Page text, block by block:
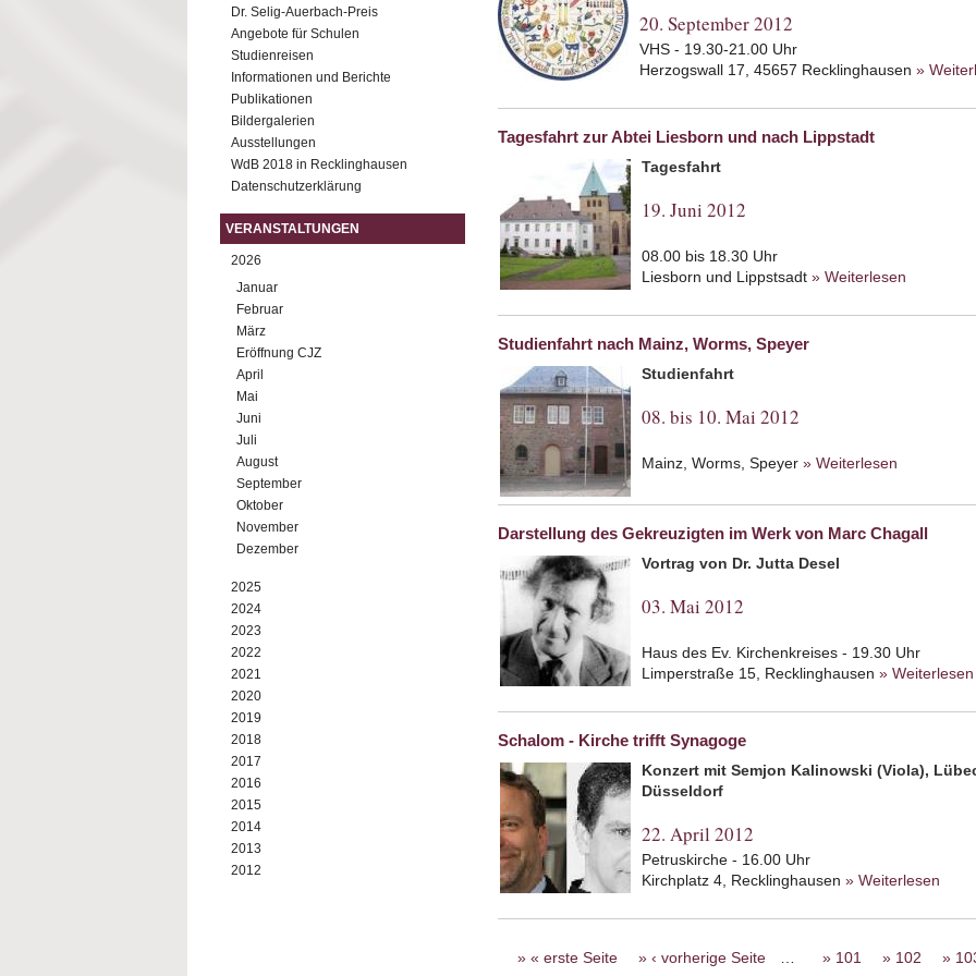
Dr. Selig-Auerbach-Preis
Angebote für Schulen
Studienreisen
Informationen und Berichte
Publikationen
Bildergalerien
Ausstellungen
WdB 2018 in Recklinghausen
Datenschutzerklärung
VERANSTALTUNGEN
2026
Januar
Februar
März
Eröffnung CJZ
April
Mai
Juni
Juli
August
September
Oktober
November
Dezember
2025
2024
2023
2022
2021
2020
2019
2018
2017
2016
2015
2014
2013
2012
20. September 2012
VHS - 19.30-21.00 Uhr
Herzogswall 17, 45657 Recklinghausen »
Tagesfahrt zur Abtei Liesborn und nach Lippstadt
Tagesfahrt
19. Juni 2012
08.00 bis 18.30 Uhr
Liesborn und Lippstsadt » Weiterlesen
Studienfahrt nach Mainz, Worms, Speyer
Studienfahrt
08. bis 10. Mai 2012
Mainz, Worms, Speyer » Weiterlesen
Darstellung des Gekreuzigten im Werk von Marc Chagall
Vortrag von Dr. Jutta Desel
03. Mai 2012
Haus des Ev. Kirchenkreises - 19.30 Uhr
Limperstraße 15, Recklinghausen » Weiterlesen
Schalom - Kirche trifft Synagoge
Konzert mit Semjon Kalinowski (Viola),
Düsseldorf
22. April 2012
Petruskirche - 16.00 Uhr
Kirchplatz 4, Recklinghausen » Weiterlesen
Seiten
« erste Seite ‹ vorherige Seite 101 102